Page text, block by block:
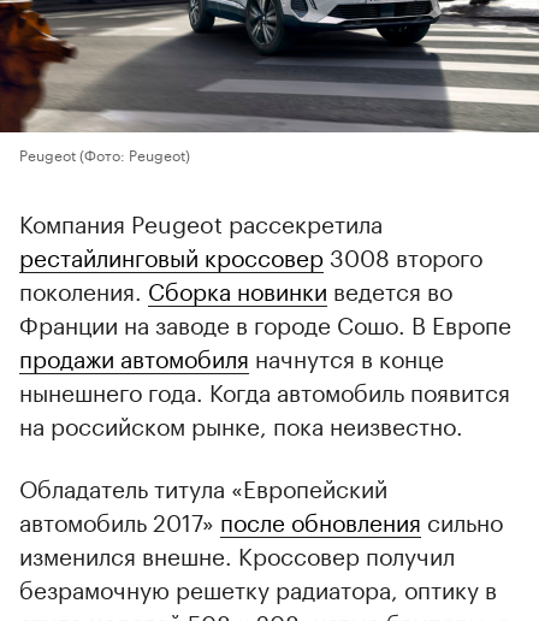
Peugeot(Фото: Peugeot)
Компания Peugeot рассекретила
рестайлинговый кроссовер 3008 второго
поколения. Сборка новинки ведется во
Франции на заводе в городе Сошо. В Европе
продажи автомобиля начнутся в конце
нынешнего года. Когда автомобиль появится
на российском рынке, пока неизвестно.
Обладатель титула «Европейский
автомобиль 2017» после обновления сильно
изменился внешне. Кроссовер получил
безрамочную решетку радиатора, оптику в